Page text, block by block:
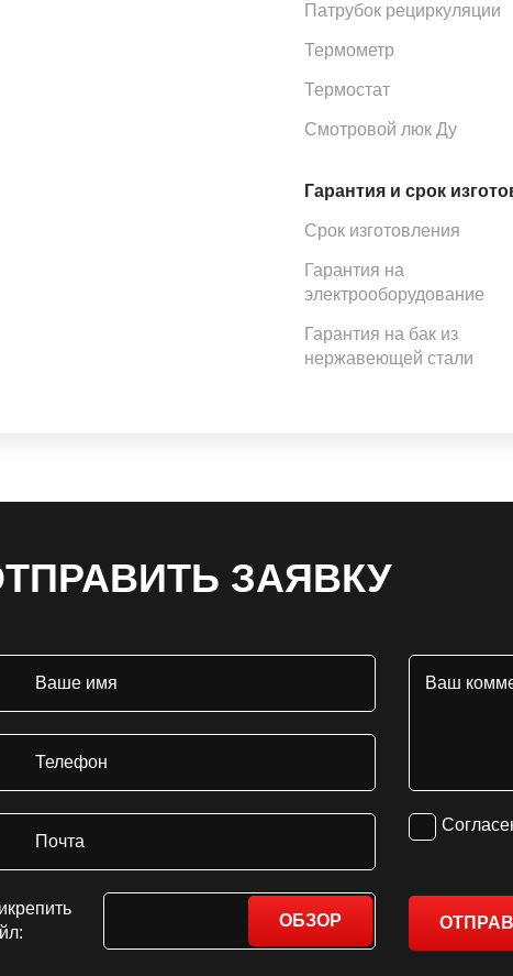
Патрубок рециркуляции
Термометр
Термостат
Смотровой люк Ду
Гарантия и срок
Срок изготовления
Гарантия на
электрооборудование
Гарантия на бак из
нержавеющей стали
ЗАЯВКУ
ОБЗОР